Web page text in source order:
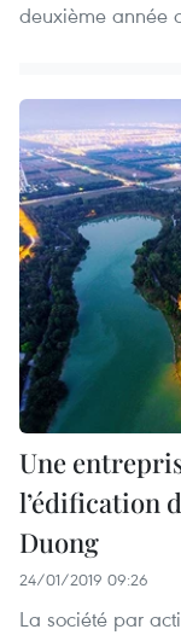
deuxième année
Une
l’édification
Duong
24/01/2019 09:26
La société par